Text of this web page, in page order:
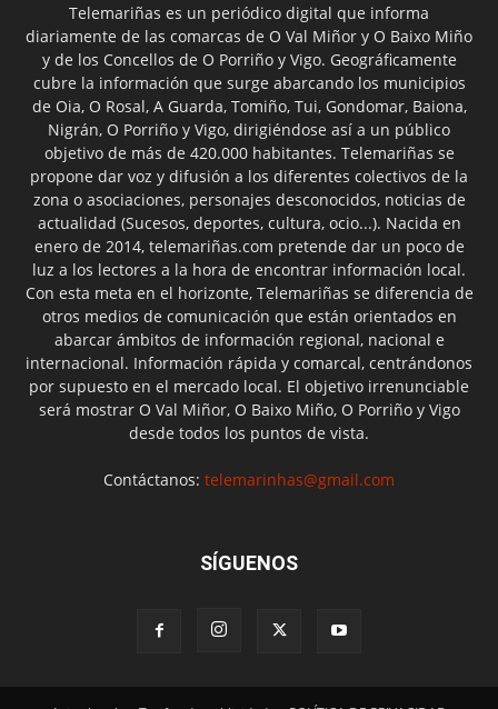
Telemariñas es un periódico digital que informa
diariamente de las comarcas de O Val Miñor y O Baixo Miño
y de los Concellos de O Porriño y Vigo. Geográficamente
cubre la información que surge abarcando los municipios
de Oia, O Rosal, A Guarda, Tomiño, Tui, Gondomar, Baiona,
Nigrán, O Porriño y Vigo, dirigiéndose así a un público
objetivo de más de 420.000 habitantes. Telemariñas se
propone dar voz y difusión a los diferentes colectivos de la
zona o asociaciones, personajes desconocidos, noticias de
actualidad (Sucesos, deportes, cultura, ocio...). Nacida en
enero de 2014, telemariñas.com pretende dar un poco de
luz a los lectores a la hora de encontrar información local.
Con esta meta en el horizonte, Telemariñas se diferencia de
otros medios de comunicación que están orientados en
abarcar ámbitos de información regional, nacional e
internacional. Información rápida y comarcal, centrándonos
por supuesto en el mercado local. El objetivo irrenunciable
será mostrar O Val Miñor, O Baixo Miño, O Porriño y Vigo
desde todos los puntos de vista.
Contáctanos: telemarinhas@gmail.com
SÍGUENOS